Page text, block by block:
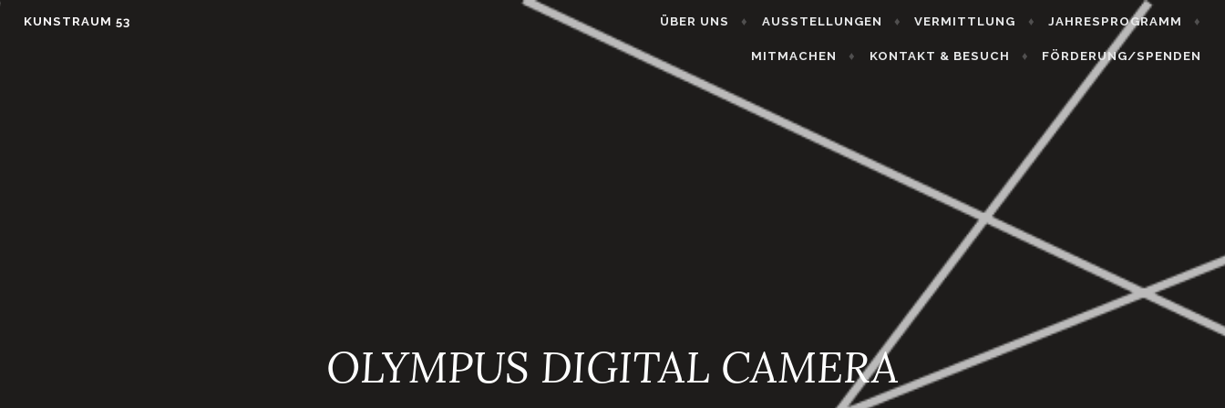
Skip
KUNSTRAUM 53 ÜBER UNS AUSSTELLUNGEN VERMITTLUNG JAHRESPROGRAMM
MITMACHEN KONTAKT & BESUCH FÖRDERUNG/SPENDEN
OLYMPUS DIGITAL CAMERA